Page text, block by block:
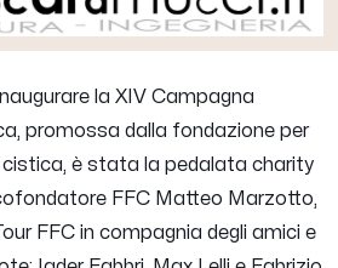
la XIV Campagna
promossa dalla fondazione per
cistica, è stata la pedalata charity
FFC Matteo Marzotto,
FFC in compagnia degli amici e